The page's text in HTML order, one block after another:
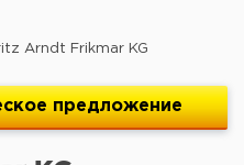
Arndt Frikmar KG
предложение